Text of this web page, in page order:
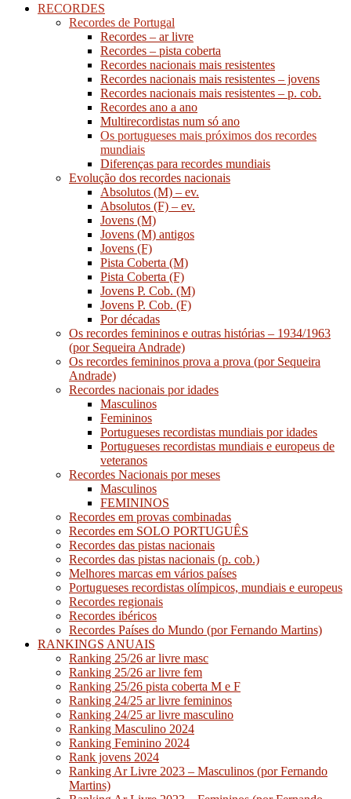
RECORDES
Recordes de Portugal
Recordes – ar livre
Recordes – pista coberta
Recordes nacionais mais resistentes
Recordes nacionais mais resistentes – jovens
Recordes nacionais mais resistentes – p. cob.
Recordes ano a ano
Multirecordistas num só ano
Os portugueses mais próximos dos recordes
mundiais
Diferenças para recordes mundiais
Evolução dos recordes nacionais
Absolutos (M) – ev.
Absolutos (F) – ev.
Jovens (M)
Jovens (M) antigos
Jovens (F)
Pista Coberta (M)
Pista Coberta (F)
Jovens P. Cob. (M)
Jovens P. Cob. (F)
Por décadas
Os recordes femininos e outras histórias – 1934/1963
(por Sequeira Andrade)
Os recordes femininos prova a prova (por Sequeira
Andrade)
Recordes nacionais por idades
Masculinos
Femininos
Portugueses recordistas mundiais por idades
Portugueses recordistas mundiais e europeus de
veteranos
Recordes Nacionais por meses
Masculinos
FEMININOS
Recordes em provas combinadas
Recordes em SOLO PORTUGUÊS
Recordes das pistas nacionais
Recordes das pistas nacionais (p. cob.)
Melhores marcas em vários países
Portugueses recordistas olímpicos, mundiais e europeus
Recordes regionais
Recordes ibéricos
Recordes Países do Mundo (por Fernando Martins)
RANKINGS ANUAIS
Ranking 25/26 ar livre masc
Ranking 25/26 ar livre fem
Ranking 25/26 pista coberta M e F
Ranking 24/25 ar livre femininos
Ranking 24/25 ar livre masculino
Ranking Masculino 2024
Ranking Feminino 2024
Rank jovens 2024
Ranking Ar Livre 2023 – Masculinos (por Fernando
Martins)